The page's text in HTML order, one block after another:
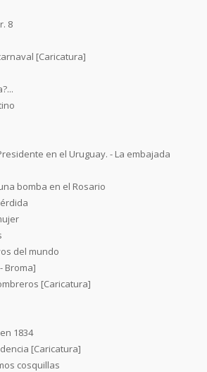
8
[Caricatura]
en el Uruguay. - La embajada
bomba en el Rosario
del mundo
Broma]
[Caricatura]
1834
[Caricatura]
cosquillas